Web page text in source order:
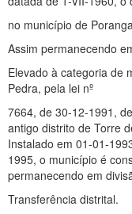
no município de
Assim permanecendo
Elevado à categoria de
Pedra, pela lei nº
7664, de 30-12-1991,
antigo distrito de Torre
Instalado em 01-01-
1995, o município é
permanecendo em
Transferência distrital.